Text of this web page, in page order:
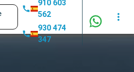
910 603
562
930 474
347